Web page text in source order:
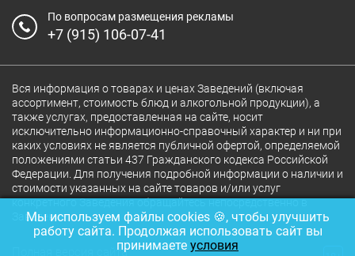
По вопросам размещения рекламы
+7 (915) 106-07-41
Вся информация о товарах и ценах Заведений (включая
ассортимент, стоимость блюд и алкогольной продукции), а
также услугах, предоставленная на сайте, носит
исключительно информационно-справочный характер и ни при
каких условиях не является публичной офертой, определяемой
положениями статьи 437 Гражданского кодекса Российской
Федерации. Для получения подробной информации о наличии и
стоимости указанных на сайте товаров и/или услуг
конкретного Заведения обращайтесь непосредственно в
Заведение.
Полная версия сайта
Мы используем файлы cookies 🍪, чтобы улучшить
работу сайта. Продолжая использовать сайт вы
принимаете условия